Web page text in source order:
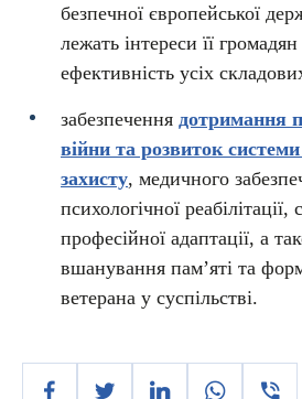
безпечної європейської
лежать інтереси її
ефективність усіх
забезпечення дотримання
війни та розвиток системи
захисту, медичного
психологічної реабілітації,
професійної адаптації, а
вшанування пам’яті та
ветерана у суспільстві.